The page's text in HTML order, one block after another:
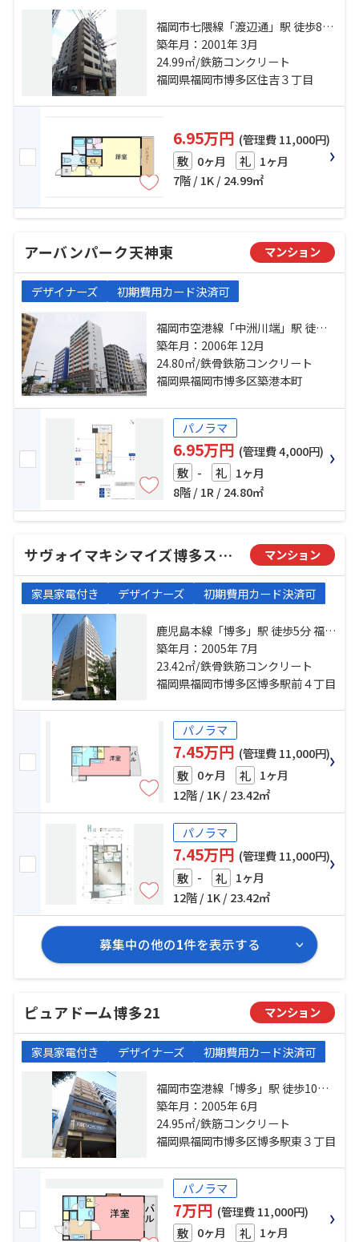
福岡市七隈線「渡辺通」駅 徒歩8分
福岡市七隈線「櫛田神社前」駅 徒
歩12分 鹿児島本線「博多」駅 徒歩
10分
築年月：2001年 3月
24.99㎡/鉄筋コンクリート
福岡県福岡市博多区住吉３丁目
6.95万円 (管理費 11,000円)
敷 0ヶ月 礼 1ヶ月
7階 / 1K / 24.99㎡
アーバンパーク天神東 マンション
デザイナーズ 初期費用カード決済可
福岡市空港線「中洲川端」駅 徒歩
12分 福岡市空港線「天神」駅 徒歩
14分 福岡市箱崎線「呉服町」駅 徒
歩15分
築年月：2006年 12月
24.80㎡/鉄骨鉄筋コンクリート
福岡県福岡市博多区築港本町
パノラマ
6.95万円 (管理費 4,000円)
敷 - 礼 1ヶ月
8階 / 1R / 24.80㎡
サヴォイマキシマイズ博多ステーション マンション
家具家電付き デザイナーズ 初期費用カード決済可
鹿児島本線「博多」駅 徒歩5分 福岡
市空港線「博多」駅 徒歩5分 福岡市
七隈線「博多」駅 徒歩5分
築年月：2005年 7月
23.42㎡/鉄骨鉄筋コンクリート
福岡県福岡市博多区博多駅前４丁目
パノラマ
7.45万円 (管理費 11,000円)
敷 0ヶ月 礼 1ヶ月
12階 / 1K / 23.42㎡
パノラマ
7.45万円 (管理費 11,000円)
敷 - 礼 1ヶ月
12階 / 1K / 23.42㎡
募集中の他の1件を表示する
ピュアドーム博多21 マンション
家具家電付き デザイナーズ 初期費用カード決済可
福岡市空港線「博多」駅 徒歩10分
山陽新幹線「博多」駅 徒歩10分 福
岡市空港線「東比恵」駅 徒歩9分
築年月：2005年 6月
24.95㎡/鉄筋コンクリート
福岡県福岡市博多区博多駅東３丁目
パノラマ
7万円 (管理費 11,000円)
敷 0ヶ月 礼 1ヶ月